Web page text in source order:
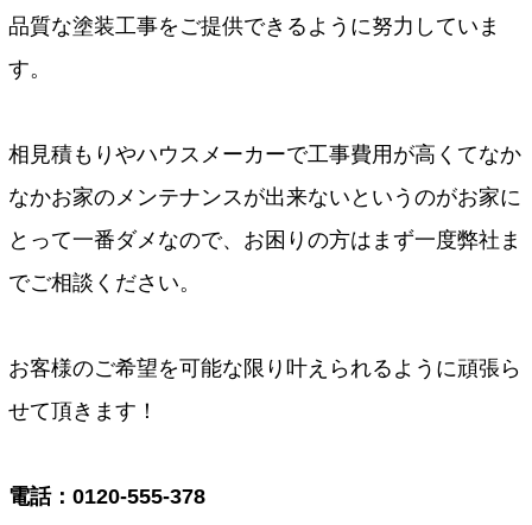
品質な塗装工事をご提供できるように努力していま
す。
相見積もりやハウスメーカーで工事費用が高くてなか
なかお家のメンテナンスが出来ないというのがお家に
とって一番ダメなので、お困りの方はまず一度弊社ま
でご相談ください。
お客様のご希望を可能な限り叶えられるように頑張ら
せて頂きます！
電話：0120-555-378